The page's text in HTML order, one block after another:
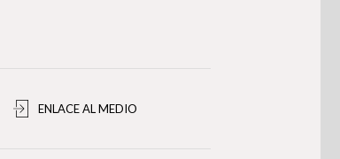
ENLACE AL MEDIO